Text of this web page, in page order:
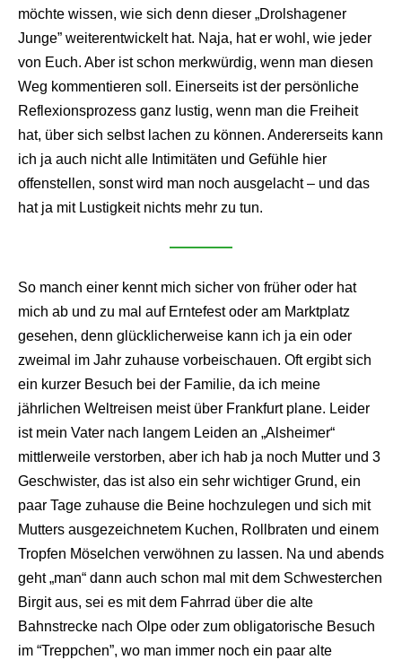
möchte wissen, wie sich denn dieser „Drolshagener
Junge” weiterentwickelt hat. Naja, hat er wohl, wie jeder
von Euch. Aber ist schon merkwürdig, wenn man diesen
Weg kommentieren soll. Einerseits ist der persönliche
Reflexionsprozess ganz lustig, wenn man die Freiheit
hat, über sich selbst lachen zu können. Andererseits kann
ich ja auch nicht alle Intimitäten und Gefühle hier
offenstellen, sonst wird man noch ausgelacht – und das
hat ja mit Lustigkeit nichts mehr zu tun.
So manch einer kennt mich sicher von früher oder hat
mich ab und zu mal auf Erntefest oder am Marktplatz
gesehen, denn glücklicherweise kann ich ja ein oder
zweimal im Jahr zuhause vorbeischauen. Oft ergibt sich
ein kurzer Besuch bei der Familie, da ich meine
jährlichen Weltreisen meist über Frankfurt plane. Leider
ist mein Vater nach langem Leiden an „Alsheimer“
mittlerweile verstorben, aber ich hab ja noch Mutter und 3
Geschwister, das ist also ein sehr wichtiger Grund, ein
paar Tage zuhause die Beine hochzulegen und sich mit
Mutters ausgezeichnetem Kuchen, Rollbraten und einem
Tropfen Möselchen verwöhnen zu lassen. Na und abends
geht „man“ dann auch schon mal mit dem Schwesterchen
Birgit aus, sei es mit dem Fahrrad über die alte
Bahnstrecke nach Olpe oder zum obligatorische Besuch
im “Treppchen”, wo man immer noch ein paar alte